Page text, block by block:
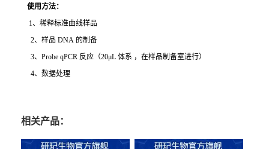
使用方法：
1、稀释标准曲线样品
2、样品 DNA 的制备
3、Probe qPCR 反应（20μL 体系 ，在样品制备室进行）
4、数据处理
相关产品：